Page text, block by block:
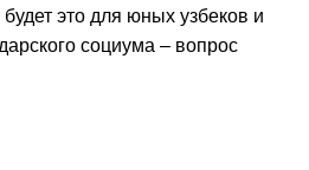
это для юных узбеков и
социума – вопрос